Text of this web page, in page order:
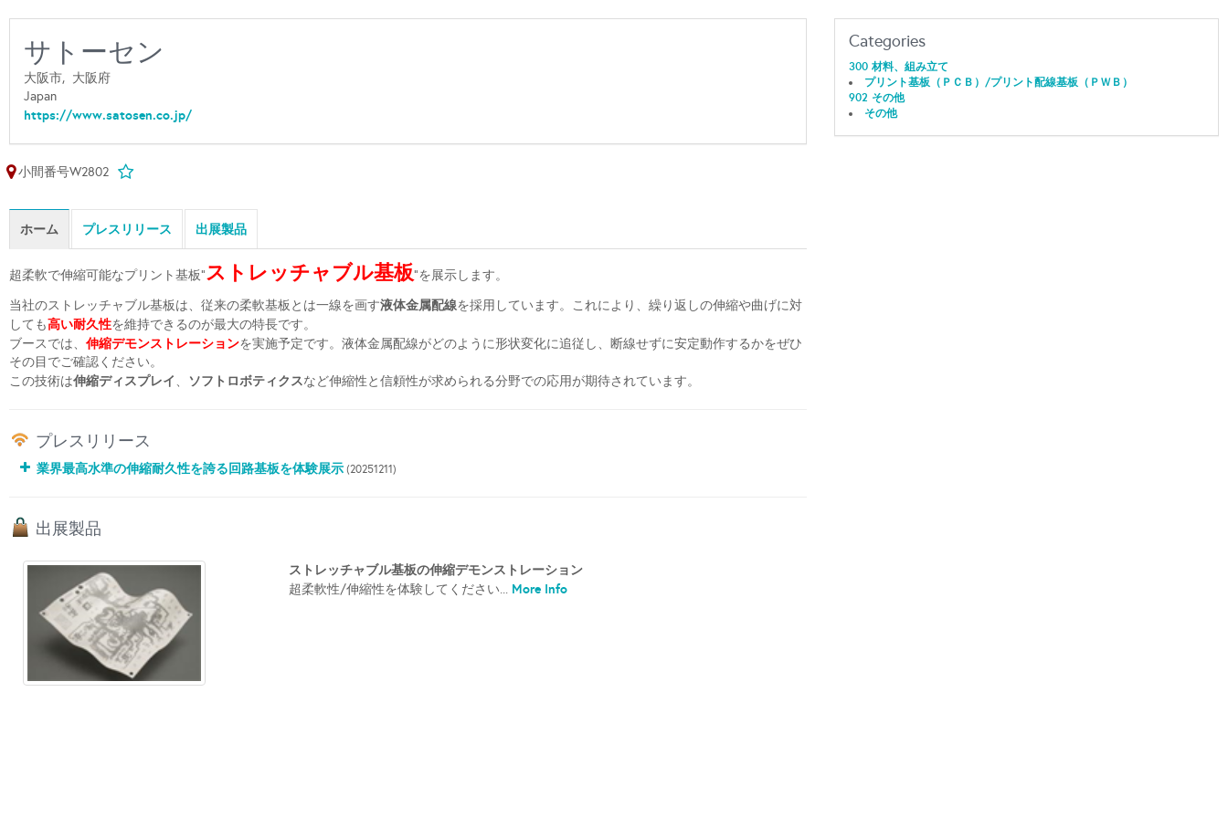
サトーセン
大阪市, 大阪府
Japan
https://www.satosen.co.jp/
小間番号W2802
ホーム プレスリリース 出展製品
超柔軟で伸縮可能なプリント基板"ストレッチャブル基板"を展示します。
当社のストレッチャブル基板は、従来の柔軟基板とは一線を画す液体金属配線を採用しています。これにより、繰り返しの伸縮や曲げに対
しても高い耐久性を維持できるのが最大の特長です。
ブースでは、 伸縮デモンストレーションを実施予定です。液体金属配線がどのように形状変化に追従し、断線せずに安定動作するかをぜひ
その目でご確認ください。
この技術は伸縮ディスプレイ、 ソフトロボティクスなど伸縮性と信頼性が求められる分野での応用が期待されています。
プレスリリース
業界最高水準の伸縮耐久性を誇る回路基板を体験展示 (20251211)
出展製品
ストレッチャブル基板の伸縮デモンストレーション
超柔軟性/伸縮性を体験してください...More Info
Categories
300 材料、組み立て
プリント基板（ＰＣＢ）/プリント配線基板（ＰＷＢ）
902 その他
その他